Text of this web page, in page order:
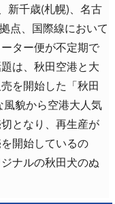
新千歳(札幌)、名古
点、国際線において
ター便が不定期で
は、秋田空港と大
を開始した「秋田
貌から空港大人気
となり、再生産が
開始しているの
ナルの秋田犬のぬ